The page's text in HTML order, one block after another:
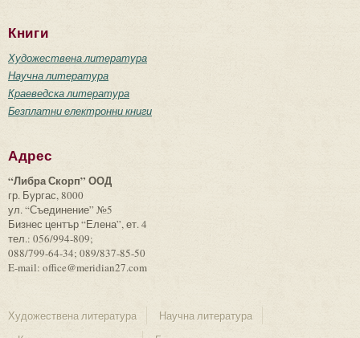
Книги
Художествена литература
Научна литература
Краеведска литература
Безплатни електронни книги
Адрес
“Либра Скорп” ООД
гр. Бургас, 8000
ул. “Съединение” №5
Бизнес център “Елена”, ет. 4
тел.: 056/994-809;
088/799-64-34; 089/837-85-50
E-mail: office@meridian27.com
Художествена литература
Научна литература